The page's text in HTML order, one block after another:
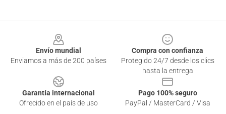
Envío mundial
Enviamos a más de 200 países
Compra con confianza
Protegido 24/7 desde los clics
hasta la entrega
Garantía internacional
Ofrecido en el país de uso
Pago 100% seguro
PayPal / MasterCard / Visa